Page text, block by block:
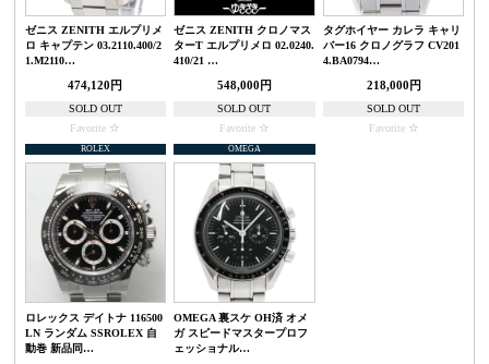
ゼニス ZENITH エルプリメ
ロ キャプテン 03.2110.400/2
1.M2110…
474,120円
SOLD OUT
Favorite
ゼニス ZENITH クロノマス
ターT エルプリメロ 02.0240.
410/21 …
548,000円
SOLD OUT
Favorite
タグホイヤー カレラ キャリ
バー16 クロノグラフ CV201
4.BA0794…
218,000円
SOLD OUT
Favorite
ROLEX
ロレックス デイトナ 116500
LN ランダム SSROLEX 自
動巻 新品同…
OMEGA
OMEGA 裏スケ OH済 オメ
ガ スピードマスタープロフ
ェッショナル…